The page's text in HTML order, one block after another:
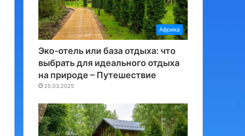
Африка
Эко-отель или база отдыха: что
выбрать для идеального отдыха
на природе – Путешествие
25.03.2025